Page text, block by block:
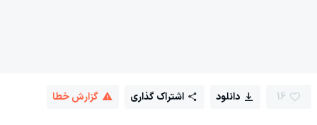
16 دانلود اشتراک گذاری گزارش خطا